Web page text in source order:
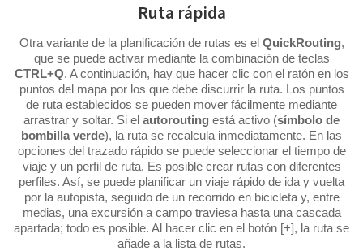
Ruta rápida
Otra variante de la planificación de rutas es el QuickRouting,
que se puede activar mediante la combinación de teclas
CTRL+Q. A continuación, hay que hacer clic con el ratón en los
puntos del mapa por los que debe discurrir la ruta. Los puntos
de ruta establecidos se pueden mover fácilmente mediante
arrastrar y soltar. Si el autorouting está activo (símbolo de
bombilla verde), la ruta se recalcula inmediatamente. En las
opciones del trazado rápido se puede seleccionar el tiempo de
viaje y un perfil de ruta. Es posible crear rutas con diferentes
perfiles. Así, se puede planificar un viaje rápido de ida y vuelta
por la autopista, seguido de un recorrido en bicicleta y, entre
medias, una excursión a campo traviesa hasta una cascada
apartada; todo es posible. Al hacer clic en el botón [+], la ruta se
añade a la lista de rutas.